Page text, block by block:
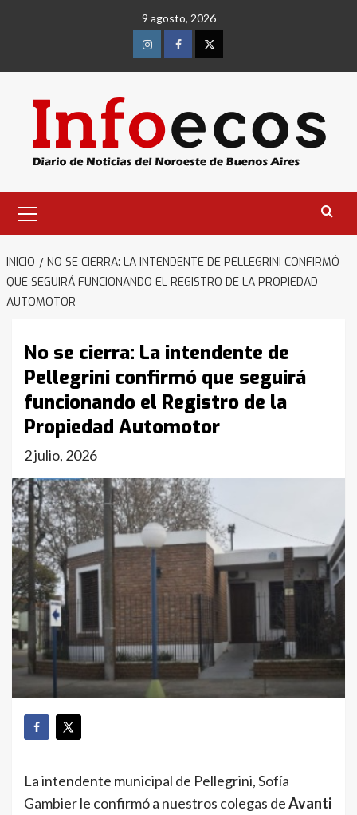
9 agosto, 2026
InstagramFacebookTwitter
primario
INICIO
NO SE CIERRA: LA INTENDENTE DE PELLEGRINI CONFIRMÓ
QUE SEGUIRÁ FUNCIONANDO EL REGISTRO DE LA PROPIEDAD
AUTOMOTOR
No se cierra: La intendente de
Pellegrini confirmó que seguirá
funcionando el Registro de la
Propiedad Automotor
2 julio, 2026
La intendente municipal de Pellegrini, Sofía
Gambier le confirmó a nuestros colegas deAvanti